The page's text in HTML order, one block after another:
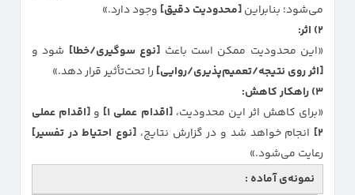
می‌شود؛ بنابراین[محدودیت دقیق] وجود دارد.»
۲) اثر:
«این محدودیت ممکن است باعث [نوع سوگیری/خطا] شود و
[اثر روی نتیجه/تعمیم‌پذیری/روایی] را تحت‌تأثیر قرار دهد.»
۳) راهکار کاهش:
«برای کاهش اثر این محدودیت،[اقدام عملی ۱] و [اقدام عملی
۲] انجام خواهد شد و در گزارش نتایج، [نوع احتیاط در تفسیر]
رعایت می‌شود.»
نمونه‌ی آماده :